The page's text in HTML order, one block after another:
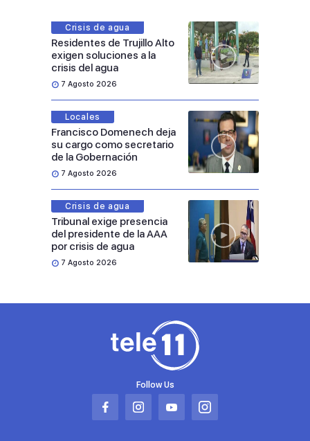
Crisis de agua
Residentes de Trujillo Alto
exigen soluciones a la
crisis del agua
7 Agosto 2026
Locales
Francisco Domenech deja
su cargo como secretario
de la Gobernación
7 Agosto 2026
Crisis de agua
Tribunal exige presencia
del presidente de la AAA
por crisis de agua
7 Agosto 2026
Follow Us
Abrir
Abrir
Abrir
Abrir